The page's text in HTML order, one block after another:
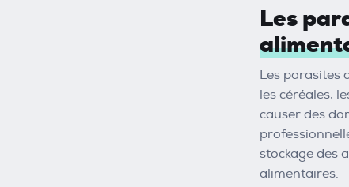
Les
Les parasites
les céréales,
causer des
stockage des
alimentaires.